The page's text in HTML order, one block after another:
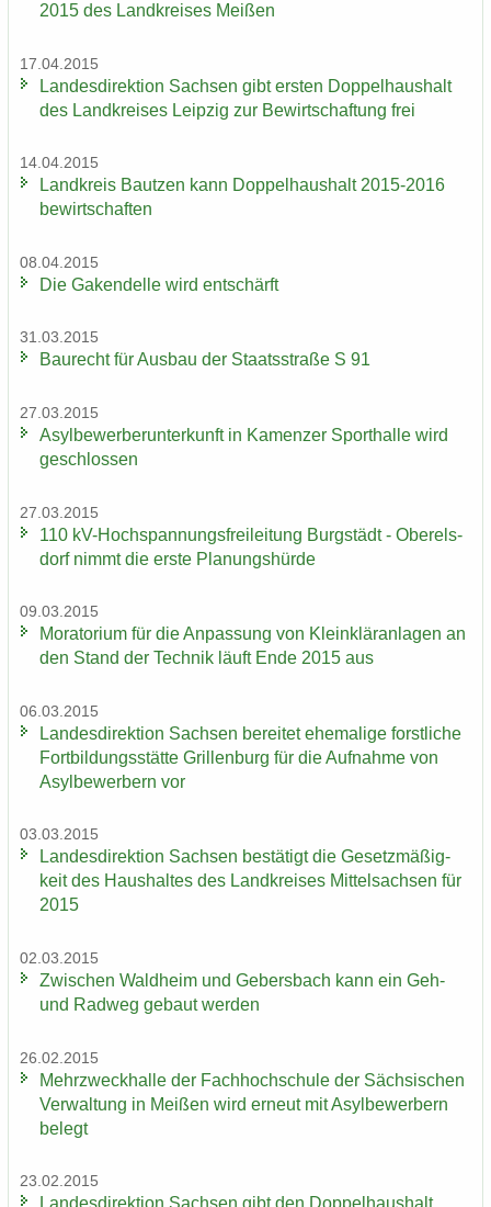
2015 des Land­krei­ses Mei­ßen
17.04.2015
Lan­des­di­rek­ti­on Sach­sen gibt ers­ten Dop­pel­haus­halt
des Land­krei­ses Leip­zig zur Be­wirt­schaf­tung frei
14.04.2015
Land­kreis Baut­zen kann Dop­pel­haus­halt 2015-2016
be­wirt­schaf­ten
08.04.2015
Die Ga­ken­del­le wird ent­schärft
31.03.2015
Bau­recht für Aus­bau der Staats­stra­ße S 91
27.03.2015
Asyl­be­wer­ber­un­ter­kunft in Ka­men­zer Sport­hal­le wird
ge­schlos­sen
27.03.2015
110 kV-​Hochspannungsfreileitung Burg­städt - Ober­els­
dorf nimmt die erste Pla­nungs­hür­de
09.03.2015
Mo­ra­to­ri­um für die An­pas­sung von Klein­klär­an­la­gen an
den Stand der Tech­nik läuft Ende 2015 aus
06.03.2015
Lan­des­di­rek­ti­on Sach­sen be­rei­tet ehe­ma­li­ge forst­li­che
Fort­bil­dungs­stät­te Gril­len­burg für die Auf­nah­me von
Asyl­be­wer­bern vor
03.03.2015
Lan­des­di­rek­ti­on Sach­sen be­stä­tigt die Ge­setz­mä­ßig­
keit des Haus­hal­tes des Land­krei­ses Mit­tel­sach­sen für
2015
02.03.2015
Zwi­schen Wald­heim und Ge­bers­bach kann ein Geh-
und Rad­weg ge­baut wer­den
26.02.2015
Mehr­zweck­hal­le der Fach­hoch­schu­le der Säch­si­schen
Ver­wal­tung in Mei­ßen wird er­neut mit Asyl­be­wer­bern
be­legt
23.02.2015